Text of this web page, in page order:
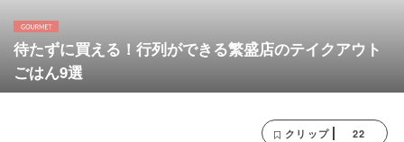
待たずに買える！行列ができる繁盛店のテイクアウト
ごはん9選
クリップ 22